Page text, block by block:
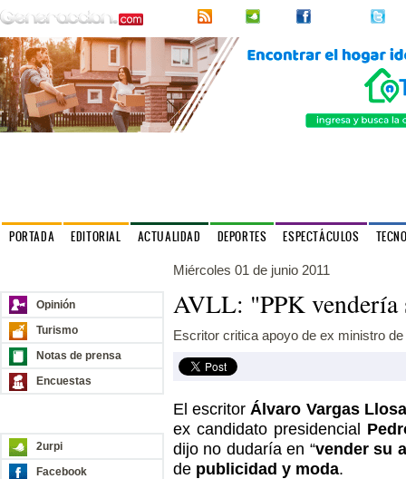
PORTADA EDITORIAL ACTUALIDAD DEPORTES ESPECTÁCULOS
Opinión
Turismo
Notas de prensa
Encuestas
2urpi
Facebook
Miércoles 01 de junio 2011
AVLL: "PPK vendería
Escritor critica apoyo de ex ministro
El escritorÁlvaro Vargas Llosa
ex candidato presidencial
dijo no dudaría en “vender su
de publicidad y moda.